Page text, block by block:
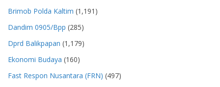
Brimob Polda Kaltim (1,191)
Dandim 0905/Bpp (285)
Dprd Balikpapan (1,179)
Ekonomi Budaya (160)
Fast Respon Nusantara (FRN) (497)